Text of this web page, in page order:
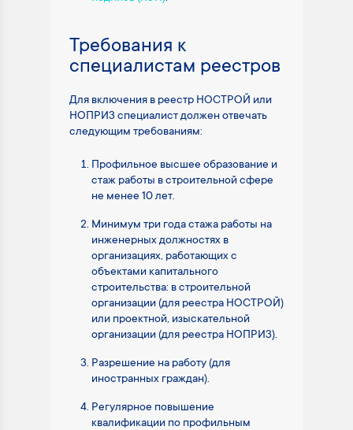
Требования к
специалистам реестров
Для включения в реестр НОСТРОЙ или
НОПРИЗ специалист должен отвечать
следующим требованиям:
Профильное высшее образование и
стаж работы в строительной сфере
не менее 10 лет.
Минимум три года стажа работы на
инженерных должностях в
организациях, работающих с
объектами капитального
строительства: в строительной
организации (для реестра НОСТРОЙ)
или проектной, изыскательной
организации (для реестра НОПРИЗ).
Разрешение на работу (для
иностранных граждан).
Регулярное повышение
квалификации по профильным